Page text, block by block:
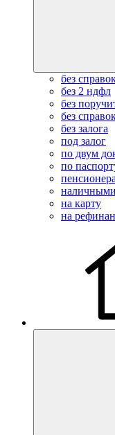
без
без 2 ндфл
без
без
без залога
под залог
по двум
по
наличными
на карту
на